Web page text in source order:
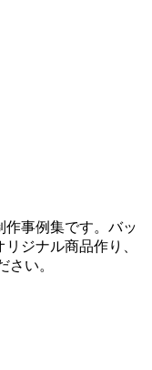
事例集です。バッ
ジナル商品作り、
さい。